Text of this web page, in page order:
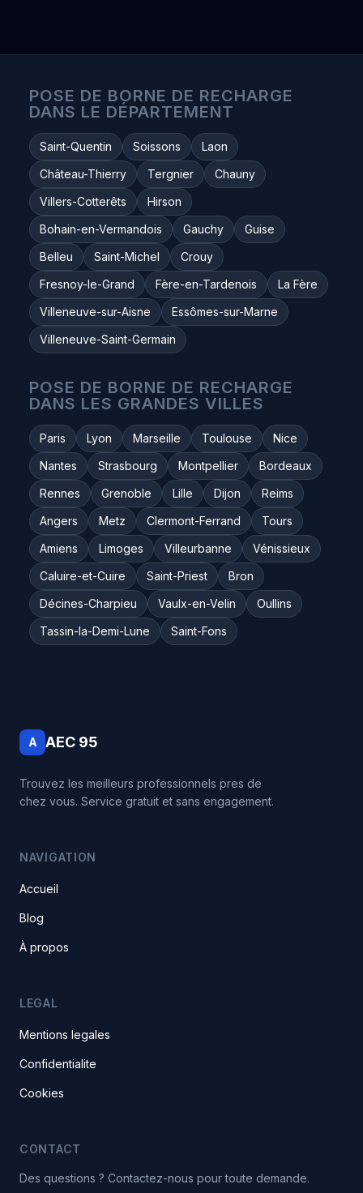
POSE DE BORNE DE RECHARGE
DANS LE DÉPARTEMENT
Saint-Quentin Soissons
Laon
Château-Thierry
Tergnier
Chauny
Villers-Cotterêts
Hirson
Bohain-en-Vermandois
Gauchy
Guise
Belleu
Saint-Michel
Crouy
Fresnoy-le-Grand
Fère-en-Tardenois
La Fère
Villeneuve-sur-Aisne
Essômes-sur-Marne
Villeneuve-Saint-Germain
POSE DE BORNE DE RECHARGE
DANS LES GRANDES VILLES
Paris Lyon Marseille Toulouse
Nice
Nantes
Strasbourg Montpellier
Bordeaux
Rennes
Grenoble Lille Dijon
Reims
Angers
Metz Clermont-Ferrand
Tours
Amiens
Limoges Villeurbanne
Vénissieux
Caluire-et-Cuire
Saint-Priest
Bron
Décines-Charpieu
Vaulx-en-Velin
Oullins
Tassin-la-Demi-Lune
Saint-Fons
A AEC 95
Trouvez les meilleurs professionnels pres de
chez vous. Service gratuit et sans engagement.
NAVIGATION
Accueil
Blog
À propos
LEGAL
Mentions legales
Confidentialite
Cookies
CONTACT
Des questions ? Contactez-nous pour toute demande.